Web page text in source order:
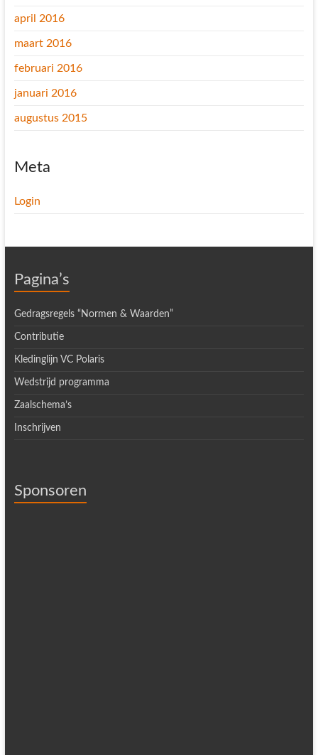
april 2016
maart 2016
februari 2016
januari 2016
augustus 2015
Meta
Login
Pagina’s
Gedragsregels “Normen & Waarden”
Contributie
Kledinglijn VC Polaris
Wedstrijd programma
Zaalschema’s
Inschrijven
Sponsoren